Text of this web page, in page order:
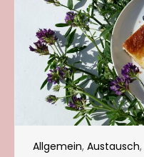
Allgemein, Austausch,